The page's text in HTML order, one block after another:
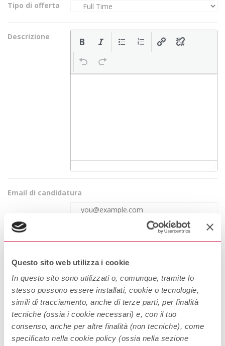
Questo sito web utilizza i cookie
In questo sito sono utilizzati o, comunque, tramite lo
stesso possono essere installati, cookie o tecnologie,
simili di tracciamento, anche di terze parti, per finalità
tecniche (ossia i cookie necessari) e, con il tuo
consenso, anche per altre finalità (non tecniche), come
specificato nella cookie policy (ossia nella sezione
Tipo di offerta
Descrizione
Email di candidatura
Informazioni
sull'azienda
Nome dell'azienda